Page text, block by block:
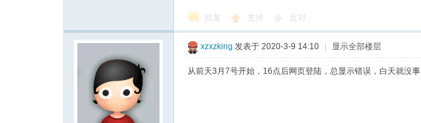
回复 支持 反对
xzxzking 发表于 2020-3-9 14:10 | 显示全部楼层
从前天3月7号开始，16点后网页登陆，总显示错误，白天就没事